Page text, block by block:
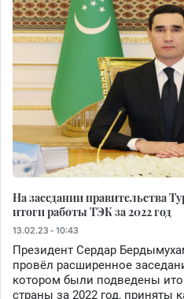
На заседании правительства
итоги работы ТЭК за 2022 год
13.02.23 - 10:43
Президент Сердар
провёл расширенное
котором были подведены
страны за 2022 год, приняты